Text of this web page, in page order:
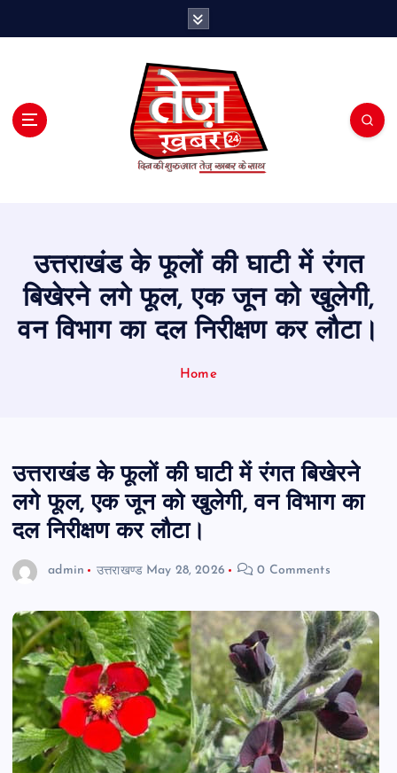
उत्तराखंड के फूलों की घाटी में रंगत
बिखेरने लगे फूल, एक जून को खुलेगी,
वन विभाग का दल निरीक्षण कर लौटा।
Home
उत्तराखंड के फूलों की घाटी में रंगत बिखेरने
लगे फूल, एक जून को खुलेगी, वन विभाग का
दल निरीक्षण कर लौटा।
admin उत्तराखण्ड May 28, 2026 0 Comments